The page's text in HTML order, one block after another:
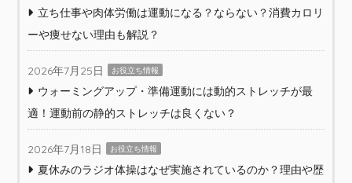
立ち仕事や肉体労働は運動になる？ならない？消費カロリ
ーや痩せない理由も解説？
2026年7月25日 お役立ち情報
ウォーミングアップ・準備運動には動的ストレッチが最
適！運動前の静的ストレッチは良くない？
2026年7月18日 お役立ち情報
夏休みのラジオ体操はなぜ実施されているのか？理由や歴